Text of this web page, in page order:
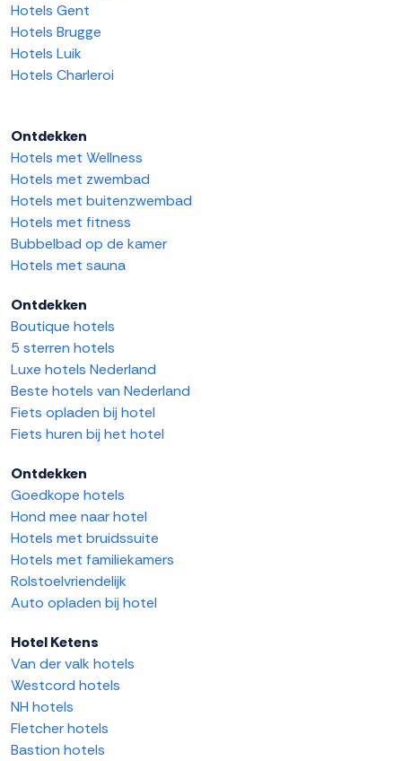
Hotels Gent
Hotels Brugge
Hotels Luik
Hotels Charleroi
Ontdekken
Hotels met Wellness
Hotels met zwembad
Hotels met buitenzwembad
Hotels met fitness
Bubbelbad op de kamer
Hotels met sauna
Ontdekken
Boutique hotels
5 sterren hotels
Luxe hotels Nederland
Beste hotels van Nederland
Fiets opladen bij hotel
Fiets huren bij het hotel
Ontdekken
Goedkope hotels
Hond mee naar hotel
Hotels met bruidssuite
Hotels met familiekamers
Rolstoelvriendelijk
Auto opladen bij hotel
Hotel Ketens
Van der valk hotels
Westcord hotels
NH hotels
Fletcher hotels
Bastion hotels